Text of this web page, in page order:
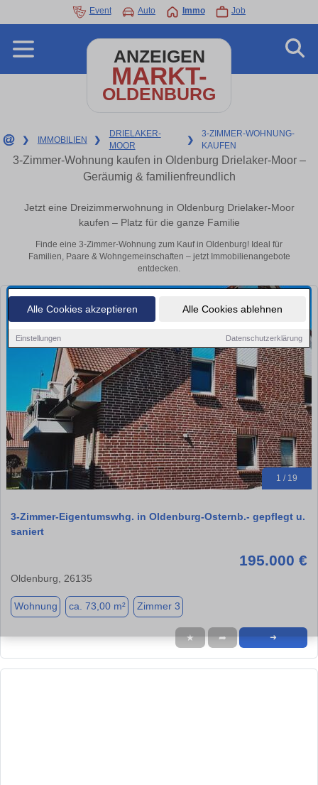
Alle Cookies akzeptieren Alle Cookies ablehnen
Einstellungen Datenschutzerklärung
Event Auto Immo Job
ANZEIGEN
MARKT-
OLDENBURG
❯ IMMOBILIEN ❯
DRIELAKER-
MOOR
❯
3-ZIMMER-WOHNUNG-
KAUFEN
3-Zimmer-Wohnung kaufen in Oldenburg Drielaker-Moor –
Geräumig & familienfreundlich
Jetzt eine Dreizimmerwohnung in Oldenburg Drielaker-Moor
kaufen – Platz für die ganze Familie
Finde eine 3-Zimmer-Wohnung zum Kauf in Oldenburg! Ideal für
Familien, Paare & Wohngemeinschaften – jetzt Immobilienangebote
entdecken.
1 / 19
3-Zimmer-Eigentumswhg. in Oldenburg-Osternb.- gepflegt u.
saniert
195.000 €
Oldenburg, 26135
Wohnung ca. 73,00 m² Zimmer 3
★ ➦ ➜